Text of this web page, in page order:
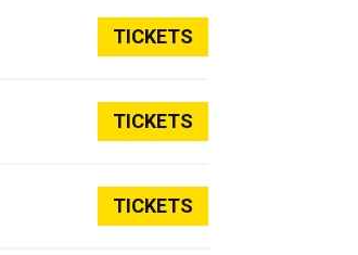
TICKETS
TICKETS
TICKETS